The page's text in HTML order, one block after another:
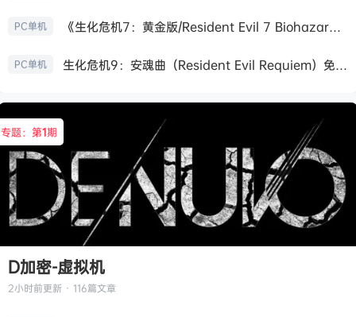
PC单机 《生化危机7：黄金版/Resident Evil 7 Biohazard》免安装中文版
PC单机 生化危机9：安魂曲（Resident Evil Requiem）免安装中文版
专题：第1期
D加密-虚拟机
2小时前更新 · 116篇文章